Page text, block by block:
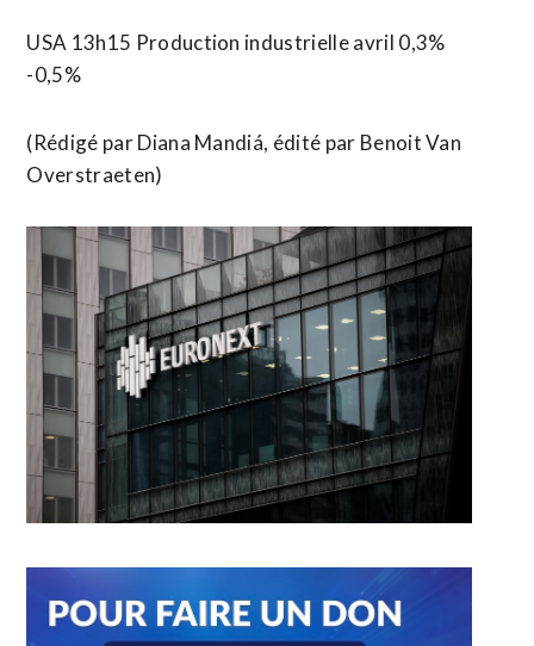
USA 13h15 Production industrielle avril 0,3%
-0,5%
(Rédigé par Diana Mandiá, édité par Benoit Van
Overstraeten)